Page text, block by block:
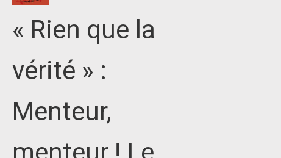
« Rien que la
vérité » :
Menteur,